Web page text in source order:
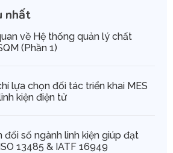
nhất
về Hệ thống quản lý chất
(Phần 1)
lựa chọn đối tác triển khai MES
kiện điện tử
đổi số ngành linh kiện giúp đạt
13485 & IATF 16949